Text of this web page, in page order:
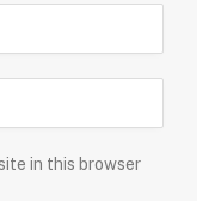
in this browser